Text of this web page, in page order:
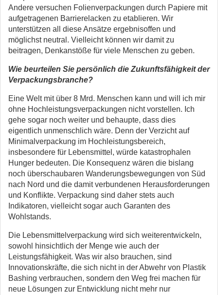
Andere versuchen Folienverpackungen durch Papiere mit
aufgetragenen Barrierelacken zu etablieren. Wir
unterstützen all diese Ansätze ergebnisoffen und
möglichst neutral. Vielleicht können wir damit zu
beitragen, Denkanstöße für viele Menschen zu geben.
Wie beurteilen Sie persönlich die Zukunftsfähigkeit der
Verpackungsbranche?
Eine Welt mit über 8 Mrd. Menschen kann und will ich mir
ohne Hochleistungsverpackungen nicht vorstellen. Ich
gehe sogar noch weiter und behaupte, dass dies
eigentlich unmenschlich wäre. Denn der Verzicht auf
Minimalverpackung im Hochleistungsbereich,
insbesondere für Lebensmittel, würde katastrophalen
Hunger bedeuten. Die Konsequenz wären die bislang
noch überschaubaren Wanderungsbewegungen von Süd
nach Nord und die damit verbundenen Herausforderungen
und Konflikte. Verpackung sind daher stets auch
Indikatoren, vielleicht sogar auch Garanten des
Wohlstands.
Die Lebensmittelverpackung wird sich weiterentwickeln,
sowohl hinsichtlich der Menge wie auch der
Leistungsfähigkeit. Was wir also brauchen, sind
Innovationskräfte, die sich nicht in der Abwehr von Plastik
Bashing verbrauchen, sondern den Weg frei machen für
neue Lösungen zur Entwicklung nicht mehr nur